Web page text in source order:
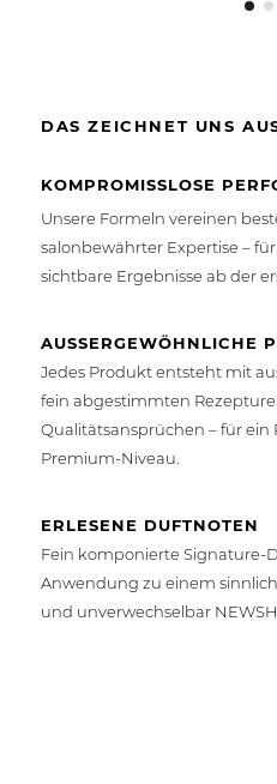
DAS ZEICHNET UNS
KOMPROMISSLOSE
Unsere Formeln vereinen
salonbewährter Expertise –
sichtbare Ergebnisse ab der
AUSSERGEWÖHNLICHE
Jedes Produkt entsteht mit
fein abgestimmten
Qualitätsansprüchen – für ein
Premium-Niveau.
ERLESENE DUFTNOTEN
Fein komponierte Signature-
Anwendung zu einem
und unverwechselbar